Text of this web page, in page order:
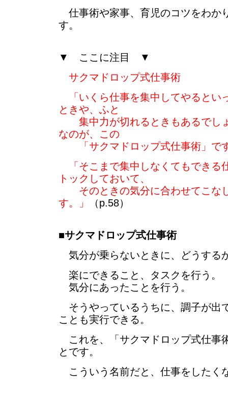
仕事術や家事、育児のコツをわか
す。
▼ ここに注目 ▼
サクマドロップ式仕事術
「いくら仕事を集中してやると
ときや、ふと
集中力が切れるときもあるでし
なのが、この
「サクマドロップ式仕事術」で
「そこまで集中しなくてもでき
トックしておいて、
そのときの気分に合わせてこな
す。」
（p.58）
■サクマドロップ式仕事術
気分が乗らないときに、どうする
楽にできること、タスクを行う。
気分にあったことを行う。
そうやっているうちに、調子が出
ことも実行できる。
これを、「サクマドロップ式仕事
とです。
こういう名前だと、仕事をしたく